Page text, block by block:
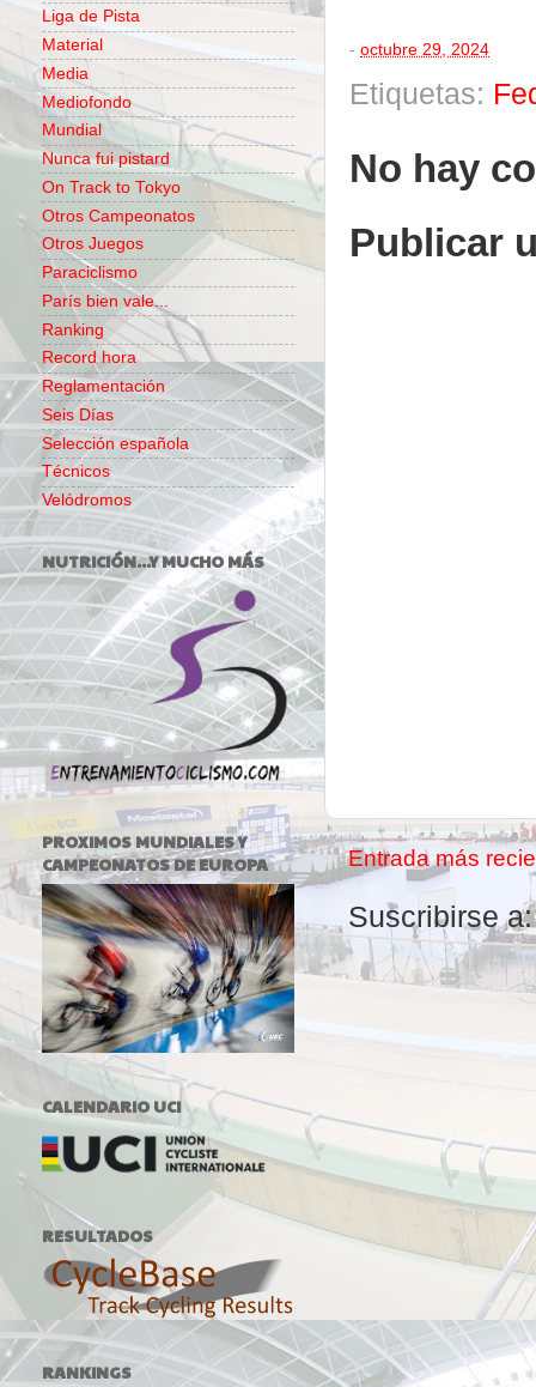
- octubre 29, 2024
Etiquetas:
No hay
Publicar
Entrada más
Suscribirse
Liga de Pista
Material
Media
Mediofondo
Mundial
Nunca fui pistard
On Track to Tokyo
Otros Campeonatos
Otros Juegos
Paraciclismo
París bien vale...
Ranking
Record hora
Reglamentación
Seis Días
Selección española
Técnicos
Velódromos
NUTRICIÓN...Y MUCHO MÁS
PROXIMOS MUNDIALES Y
CAMPEONATOS DE EUROPA
CALENDARIO UCI
RESULTADOS
RANKINGS